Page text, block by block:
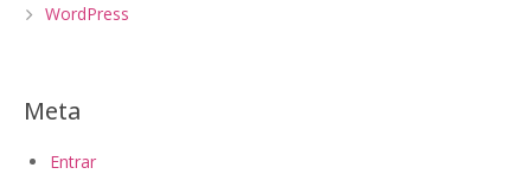
WordPress
Meta
Entrar